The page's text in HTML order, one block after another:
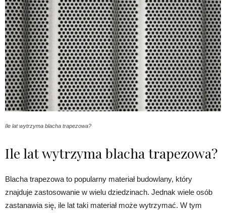
Ile lat wytrzyma blacha trapezowa?
Ile lat wytrzyma blacha trapezowa?
Blacha trapezowa to popularny materiał budowlany, który
znajduje zastosowanie w wielu dziedzinach. Jednak wiele osób
zastanawia się, ile lat taki materiał może wytrzymać. W tym